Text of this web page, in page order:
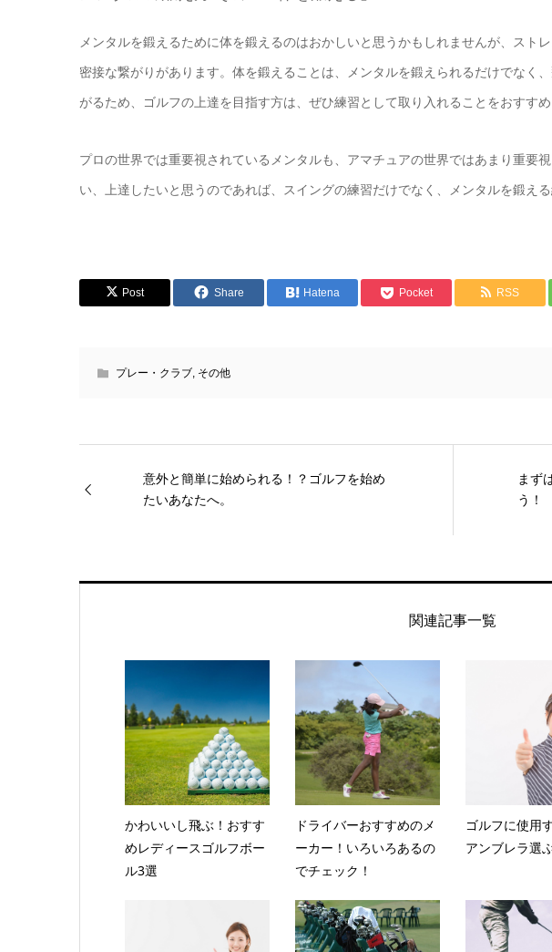
メンタルを鍛えるために体を鍛えるのはおかしいと思うかもしれませんが、スト
密接な繋がりがあります。体を鍛えることは、メンタルを鍛えられるだけでなく
がるため、ゴルフの上達を目指す方は、ぜひ練習として取り入れることをおすすめ
プロの世界では重要視されているメンタルも、アマチュアの世界ではあまり重要
い、上達したいと思うのであれば、スイングの練習だけでなく、メンタルを鍛え
Post Share Hatena Pocket RSS
プレー・クラブ その他
意外と簡単に始められる！？ゴルフを始め
たいあなたへ。
まず
う！
関連記事一覧
かわいいし飛ぶ！おすす
めレディースゴルフボー
ル3選
ドライバーおすすめのメ
ーカー！いろいろあるの
でチェック！
ゴルフに使用
アンブレラ選